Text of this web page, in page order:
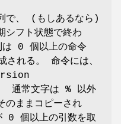
で、 (もしあるなら)
シフト状態で終わ
は 0 個以上の命令
れる。 命令には、
常文字は % 以外
のままコピーされ
0 個以上の引数を取